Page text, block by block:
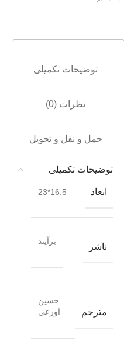
توضیحات تکمیلی
نظرات (0)
حمل و نقل و تحویل
توضیحات تکمیلی
ابعاد 16.5*23
ناشر
برآیند
مترجم
حسین
اورعی